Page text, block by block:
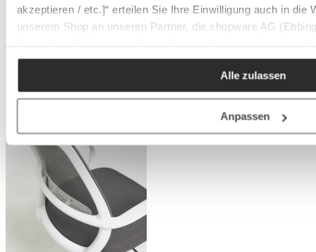
akzeptieren / etc.]“ erteilen Sie Ihre Einwilligung auch in die
unserem Shop an unseren Partner, die shopware AG
Zwecken (z.B. Produktverbesserungen,
Alle zulassen
Anpassen